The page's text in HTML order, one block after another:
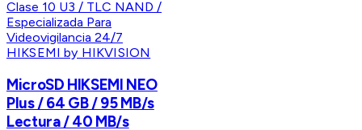
HIKSEMI by HIKVISION
MicroSD HIKSEMI NEO
Plus / 64 GB / 95 MB/s
Lectura / 40 MB/s